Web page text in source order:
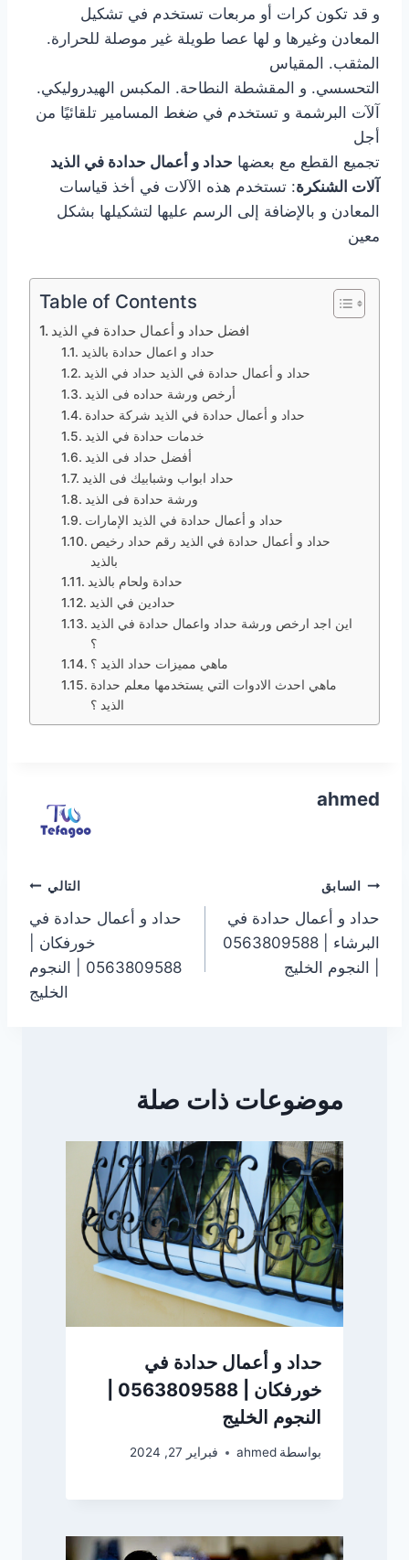
و قد تكون كرات أو مربعات تستخدم في تشكيل
المعادن وغيرها و لها عصا طويلة غير موصلة للحرارة.
المثقب. المقياس
التحسسي. و المقشطة النطاحة. المكبس الهيدروليكي.
آلآت البرشمة و تستخدم في ضغط المسامير تلقائيًا من
أجل
تجميع القطع مع بعضها حداد و أعمال حدادة في الذيد
آلات الشنكرة: تستخدم هذه الآلات في أخذ قياسات
المعادن و بالإضافة إلى الرسم عليها لتشكيلها بشكل
معين
Table of Contents
افضل حداد و أعمال حدادة في الذيد
حداد و اعمال حدادة بالذيد
حداد و أعمال حدادة في الذيد حداد في الذيد
أرخص ورشة حداده فى الذيد
حداد و أعمال حدادة في الذيد شركة حدادة
خدمات حدادة في الذيد
أفضل حداد فى الذيد
حداد ابواب وشبابيك فى الذيد
ورشة حدادة فى الذيد
حداد و أعمال حدادة في الذيد الإمارات
حداد و أعمال حدادة في الذيد رقم حداد رخيص
بالذيد
حدادة ولحام بالذيد
حدادين في الذيد
اين اجد ارخص ورشة حداد واعمال حدادة في الذيد
؟
ماهي مميزات حداد الذيد ؟
ماهي احدث الادوات التي يستخدمها معلم حدادة
الذيد ؟
ahmed
تصفّح
المقالات
السابق
حداد و أعمال حدادة في
البرشاء | 0563809588
| النجوم الخليج
التالي
حداد و أعمال حدادة في
خورفكان |
0563809588 | النجوم
الخليج
موضوعات ذات صلة
حداد و أعمال حدادة في
النجوم الخليج
بواسطة ahmed فبراير 27, 2024